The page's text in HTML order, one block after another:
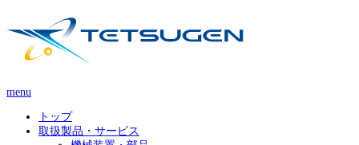
menu
トップ
取扱製品・サービス